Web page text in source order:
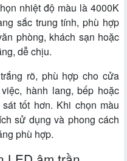
nhiệt độ màu là 4000K
sắc trung tính, phù hợp
phòng, khách sạn hoặc
dễ chịu.
rõ, phù hợp cho cửa
hành lang, bếp hoặc
tốt hơn. Khi chọn màu
sử dụng và phong cách
phù hợp.